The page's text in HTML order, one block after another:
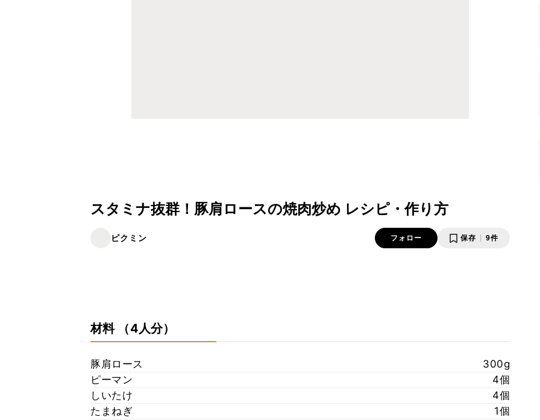
スタミナ抜群！豚肩ロースの焼肉炒め レシピ・作り方
ピクミン フォロー 保存 9件
材料 （4人分）
豚肩ロース
300g
ピーマン
4個
しいたけ
4個
たまねぎ
1個